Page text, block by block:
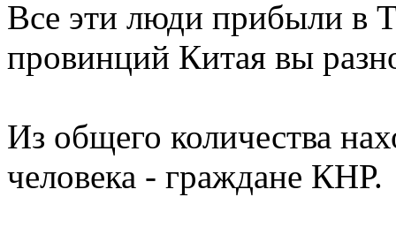
Все эти люди прибыли в
провинций Китая вы
Из общего количества
человека - граждане КНР.